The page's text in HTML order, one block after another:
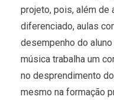
projeto, pois, além de
diferenciado, aulas
desempenho do
música trabalha um
no desprendimento
mesmo na formação